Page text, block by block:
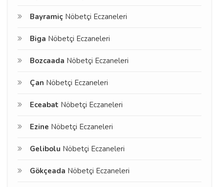
Bayramiç Nöbetçi Eczaneleri
Biga Nöbetçi Eczaneleri
Bozcaada Nöbetçi Eczaneleri
Çan Nöbetçi Eczaneleri
Eceabat Nöbetçi Eczaneleri
Ezine Nöbetçi Eczaneleri
Gelibolu Nöbetçi Eczaneleri
Gökçeada Nöbetçi Eczaneleri